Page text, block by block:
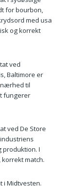
for bourbon,
med usa
og korrekt
ved
Baltimore er
til
fungerer
ved De Store
produktion. I
match.
i Midtvesten.